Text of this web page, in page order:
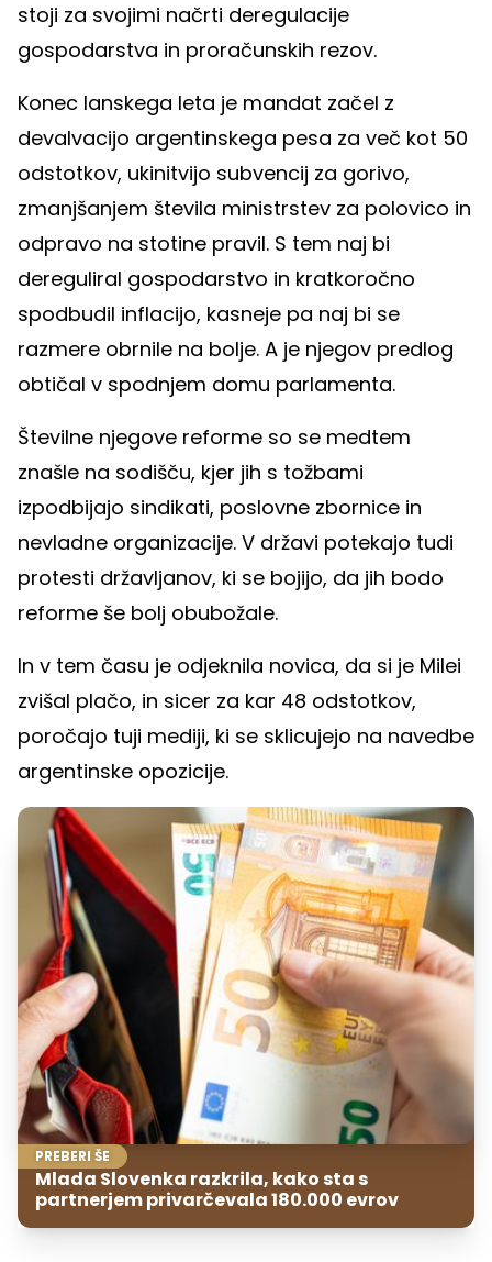
stoji za svojimi načrti deregulacije
gospodarstva in proračunskih rezov.
Konec lanskega leta je mandat začel z
devalvacijo argentinskega pesa za več kot 50
odstotkov, ukinitvijo subvencij za gorivo,
zmanjšanjem števila ministrstev za polovico in
odpravo na stotine pravil. S tem naj bi
dereguliral gospodarstvo in kratkoročno
spodbudil inflacijo, kasneje pa naj bi se
razmere obrnile na bolje. A je njegov predlog
obtičal v spodnjem domu parlamenta.
Številne njegove reforme so se medtem
znašle na sodišču, kjer jih s tožbami
izpodbijajo sindikati, poslovne zbornice in
nevladne organizacije. V državi potekajo tudi
protesti državljanov, ki se bojijo, da jih bodo
reforme še bolj obubožale.
In v tem času je odjeknila novica, da si je Milei
zvišal plačo, in sicer za kar 48 odstotkov,
poročajo tuji mediji, ki se sklicujejo na navedbe
argentinske opozicije.
PREBERI ŠE
Mlada Slovenka razkrila, kako sta s
partnerjem privarčevala 180.000 evrov